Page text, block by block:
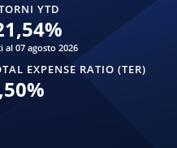
YTD
%
al 07 agosto 2026
EXPENSE RATIO (TER)
%